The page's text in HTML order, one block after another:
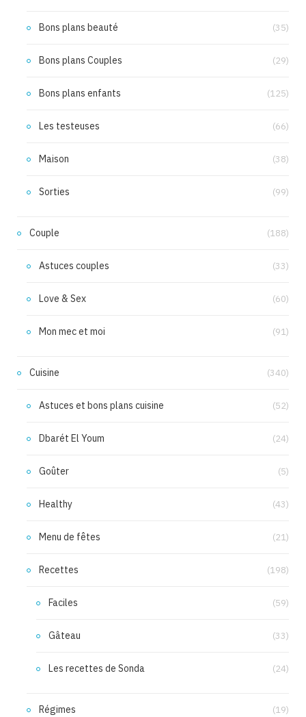
Bons plans beauté (35)
Bons plans Couples (29)
Bons plans enfants (125)
Les testeuses (66)
Maison (38)
Sorties (99)
Couple (188)
Astuces couples (33)
Love & Sex (60)
Mon mec et moi (91)
Cuisine (340)
Astuces et bons plans cuisine (52)
Dbarét El Youm (24)
Goûter (5)
Healthy (43)
Menu de fêtes (21)
Recettes (198)
Faciles (59)
Gâteau (33)
Les recettes de Sonda (24)
Régimes (19)